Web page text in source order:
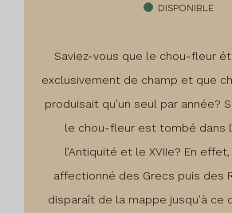
DISPONIBLE
Saviez-vous que le chou-fleur
exclusivement de champ et que
produisait qu’un seul par année?
le chou-fleur est tombé dans
l’Antiquité et le XVIIe? En
affectionné des Grecs puis des
disparaît de la mappe jusqu’à ce